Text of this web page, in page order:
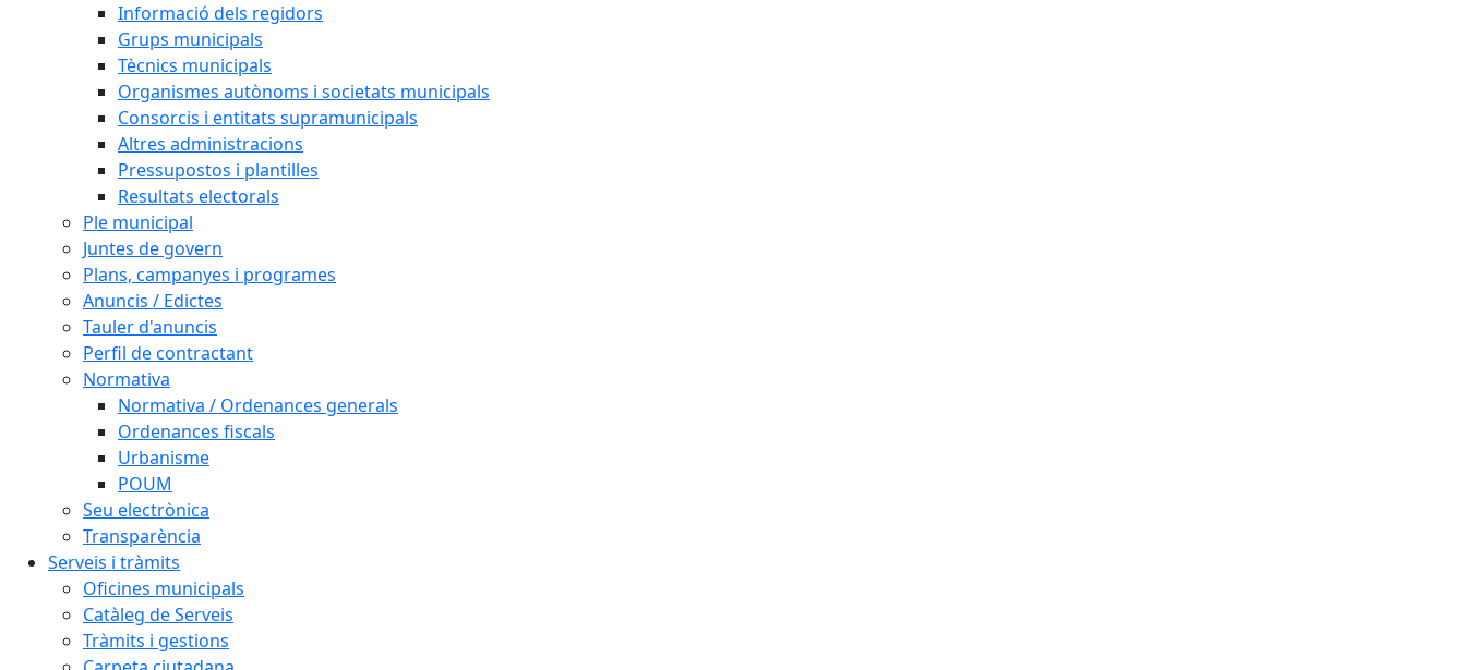
Informació dels regidors
Grups municipals
Tècnics municipals
Organismes autònoms i societats municipals
Consorcis i entitats supramunicipals
Altres administracions
Pressupostos i plantilles
Resultats electorals
Ple municipal
Juntes de govern
Plans, campanyes i programes
Anuncis / Edictes
Tauler d'anuncis
Perfil de contractant
Normativa
Normativa / Ordenances generals
Ordenances fiscals
Urbanisme
POUM
Seu electrònica
Transparència
Serveis i tràmits
Oficines municipals
Catàleg de Serveis
Tràmits i gestions